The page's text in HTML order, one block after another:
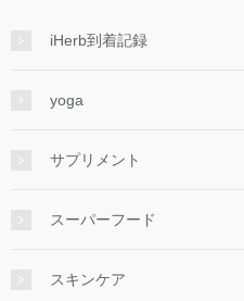
iHerb到着記録
yoga
サプリメント
スーパーフード
スキンケア